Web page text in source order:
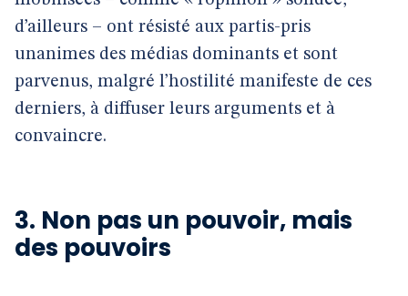
d’ailleurs – ont résisté aux partis-pris
unanimes des médias dominants et sont
parvenus, malgré l’hostilité manifeste de ces
derniers, à diffuser leurs arguments et à
convaincre.
3. Non pas un pouvoir, mais
des pouvoirs